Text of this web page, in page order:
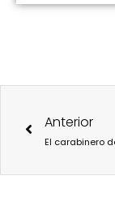
Anterior